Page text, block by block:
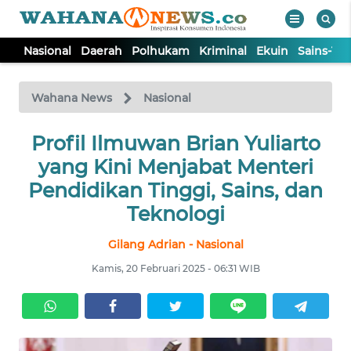
Nasional Daerah Polhukam Kriminal Ekuin Sains-
Wahana News Nasional
Profil Ilmuwan Brian Yuliarto
yang Kini Menjabat Menteri
Pendidikan Tinggi, Sains, dan
Teknologi
Gilang Adrian - Nasional
Kamis, 20 Februari 2025 - 06:31 WIB
TV
Tutup
NASIONAL
DAERAH
EKUIN